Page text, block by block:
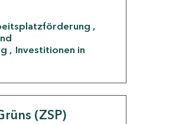
Investitionen in
(ZSP)